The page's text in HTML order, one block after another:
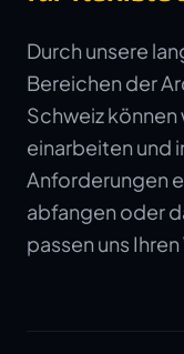
Durch unsere
Bereichen der
Schweiz können
einarbeiten und
Anforderungen
abfangen oder
passen uns